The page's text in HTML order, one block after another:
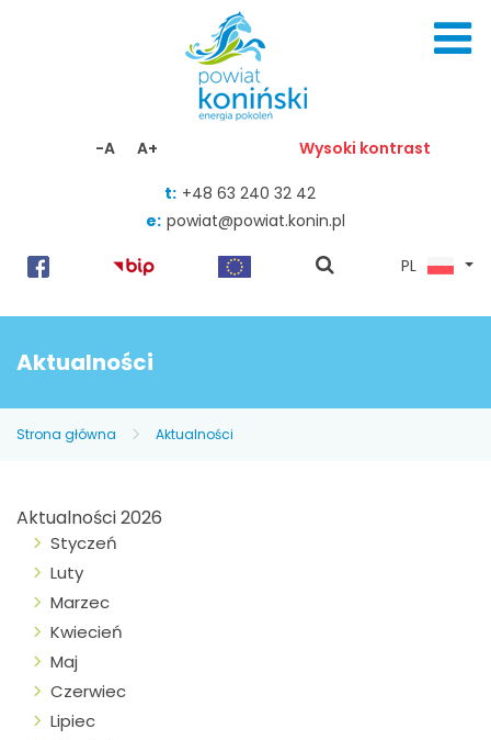
-A A+ Wysoki kontrast
t: +48 63 240 32 42
e: powiat@powiat.konin.pl
pokaż
PL
Aktualności
Strona główna Aktualności
Aktualności 2026
Styczeń
Luty
Marzec
Kwiecień
Maj
Czerwiec
Lipiec